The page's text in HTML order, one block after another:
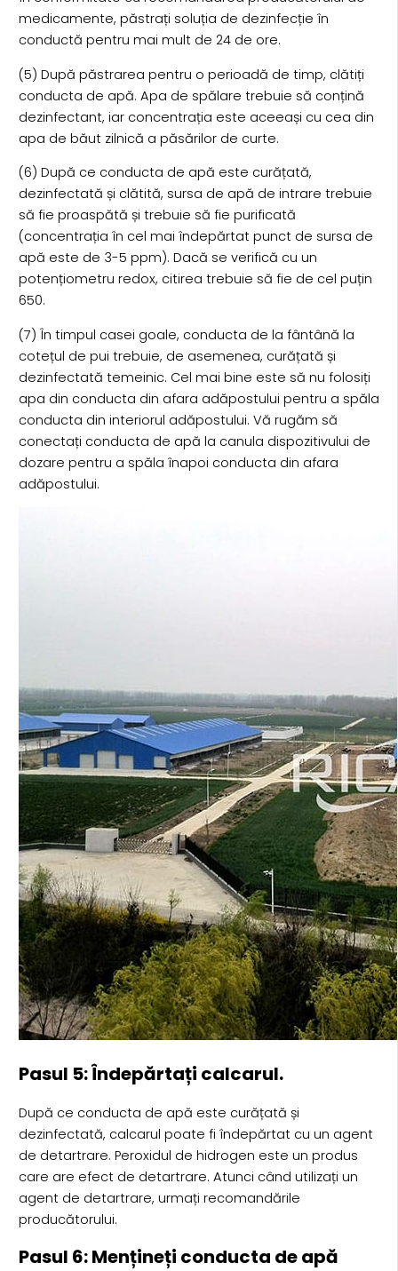
medicamente, păstrați soluția de dezinfecție în
conductă pentru mai mult de 24 de ore.
(5) După păstrarea pentru o perioadă de timp, clătiți
conducta de apă. Apa de spălare trebuie să conțină
dezinfectant, iar concentrația este aceeași cu cea din
apa de băut zilnică a păsărilor de curte.
(6) După ce conducta de apă este curățată,
dezinfectată și clătită, sursa de apă de intrare trebuie
să fie proaspătă și trebuie să fie purificată
(concentrația în cel mai îndepărtat punct de sursa de
apă este de 3-5 ppm). Dacă se verifică cu un
potențiometru redox, citirea trebuie să fie de cel puțin
650.
(7) În timpul casei goale, conducta de la fântână la
cotețul de pui trebuie, de asemenea, curățată și
dezinfectată temeinic. Cel mai bine este să nu folosiți
apa din conducta din afara adăpostului pentru a spăla
conducta din interiorul adăpostului. Vă rugăm să
conectați conducta de apă la canula dispozitivului de
dozare pentru a spăla înapoi conducta din afara
adăpostului.
Pasul 5: Îndepărtați calcarul.
După ce conducta de apă este curățată și
dezinfectată, calcarul poate fi îndepărtat cu un agent
de detartrare. Peroxidul de hidrogen este un produs
care are efect de detartrare. Atunci când utilizați un
agent de detartrare, urmați recomandările
producătorului.
Pasul 6: Mențineți conducta de apă